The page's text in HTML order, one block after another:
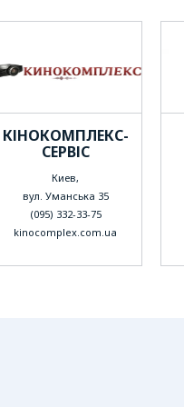
КІНОКОМПЛЕКС-
СЕРВІС
Киев,
вул. Уманська 35
(095) 332-33-75
kinocomplex.com.ua